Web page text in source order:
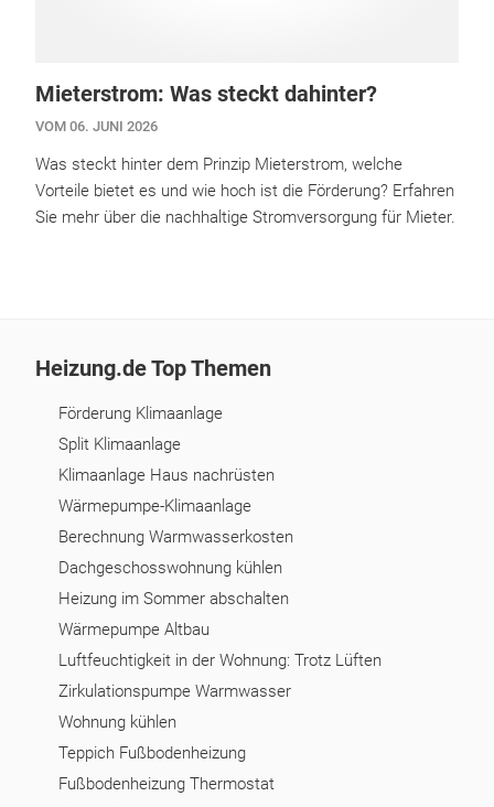
Mieterstrom: Was steckt dahinter?
VOM 06. JUNI 2026
Was steckt hinter dem Prinzip Mieterstrom, welche
Vorteile bietet es und wie hoch ist die Förderung? Erfahren
Sie mehr über die nachhaltige Stromversorgung für Mieter.
Heizung.de Top Themen
Förderung Klimaanlage
Split Klimaanlage
Klimaanlage Haus nachrüsten
Wärmepumpe-Klimaanlage
Berechnung Warmwasserkosten
Dachgeschosswohnung kühlen
Heizung im Sommer abschalten
Wärmepumpe Altbau
Luftfeuchtigkeit in der Wohnung: Trotz Lüften
Zirkulationspumpe Warmwasser
Wohnung kühlen
Teppich Fußbodenheizung
Fußbodenheizung Thermostat